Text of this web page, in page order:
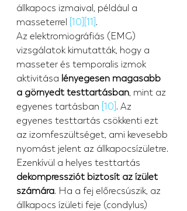
állkapocs izmaival, például a
masseterrel
[10] [11] .
Az elektromiográfiás (EMG)
vizsgálatok kimutatták, hogy a
masseter és temporalis izmok
aktivitása lényegesen magasabb
a görnyedt testtartásban, mint az
egyenes tartásban [10] . Az
egyenes testtartás csökkenti ezt
az izomfeszültséget, ami kevesebb
nyomást jelent az állkapocsízületre.
Ezenkívül a helyes testtartás
dekompressziót biztosít az ízület
számára. Ha a fej előrecsúszik, az
állkapocs ízületi feje (condylus)